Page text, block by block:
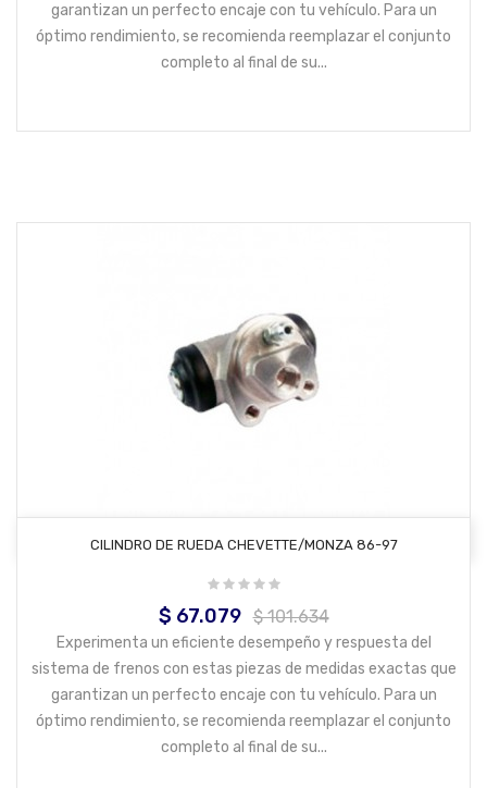
garantizan un perfecto encaje con tu vehículo. Para un
óptimo rendimiento, se recomienda reemplazar el conjunto
completo al final de su...
AÑADIR AL CARRITO
CILINDRO DE RUEDA CHEVETTE/MONZA 86-97
Precio
$ 67.079
Precio
base
$ 101.634
Experimenta un eficiente desempeño y respuesta del
sistema de frenos con estas piezas de medidas exactas que
garantizan un perfecto encaje con tu vehículo. Para un
óptimo rendimiento, se recomienda reemplazar el conjunto
completo al final de su...